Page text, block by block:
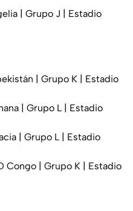
| Grupo J | Estadio
| Grupo K | Estadio
| Grupo L | Estadio
| Grupo L | Estadio
Congo | Grupo K | Estadio